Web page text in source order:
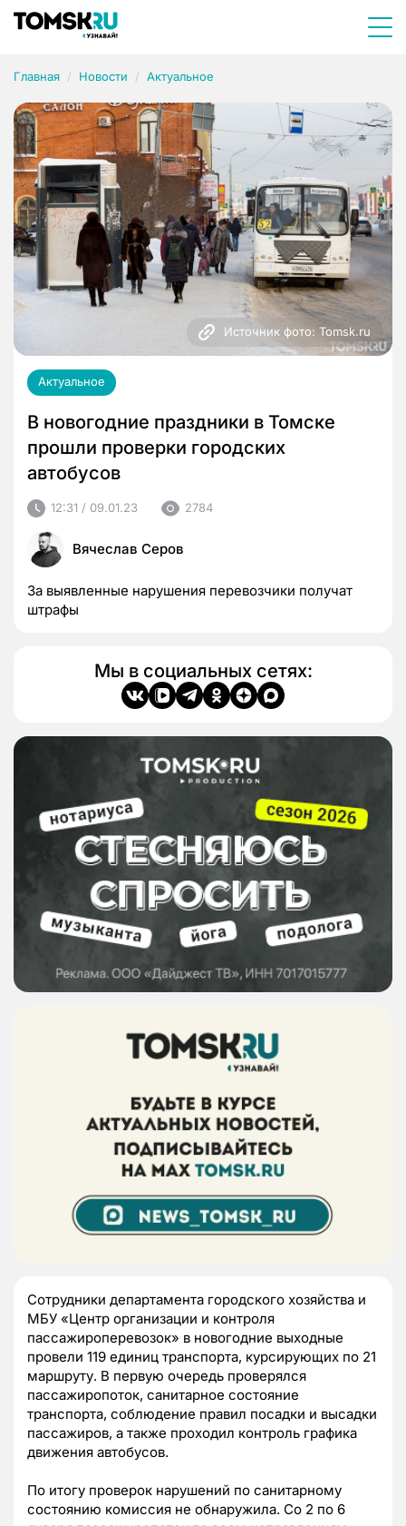
Главная Новости Актуальное
Источник фото: Tomsk.ru
Актуальное
В новогодние праздники в Томске
прошли проверки городских
автобусов
12:31 / 09.01.23 2784
Вячеслав Серов
За выявленные нарушения перевозчики получат
штрафы
Мы в социальных сетях:
Сотрудники департамента городского хозяйства и
МБУ «Центр организации и контроля
пассажироперевозок» в новогодние выходные
провели 119 единиц транспорта, курсирующих по 21
маршруту. В первую очередь проверялся
пассажиропоток, санитарное состояние
транспорта, соблюдение правил посадки и высадки
пассажиров, а также проходил контроль графика
движения автобусов.
По итогу проверок нарушений по санитарному
состоянию комиссия не обнаружила. Со 2 по 6